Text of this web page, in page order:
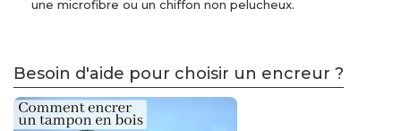
une microfibre ou un chiffon non pelucheux.
Besoin d'aide pour choisir un encreur ?